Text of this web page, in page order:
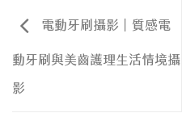
電動牙刷攝影｜質感電
動牙刷與美齒護理生活情境攝
影